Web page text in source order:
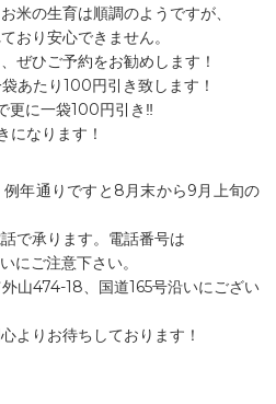
米の生育は順調のようですが、
おり安心できません。
ぜひご予約をお勧めします！
あたり100円引き致します！
更に一袋100円引き‼︎
なります！
年通りですと8月末から9月上旬の
で承ります。電話番号は
ご注意下さい。
山474-18、国道165号沿いにござい
よりお待ちしております！